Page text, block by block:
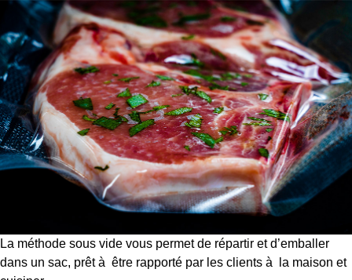
La méthode sous vide vous permet de répartir et d’emballer
dans un sac, prêt à être rapporté par les clients à la maison et